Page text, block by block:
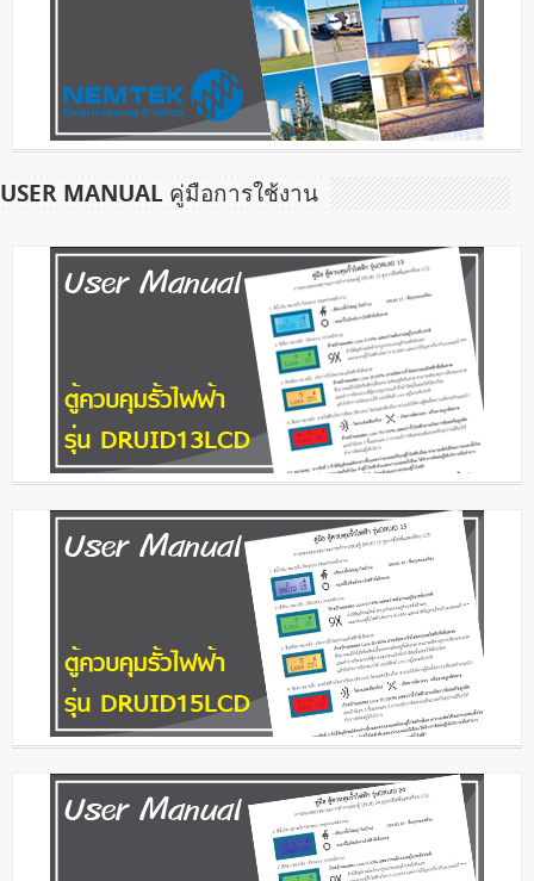
USER MANUAL คู่มือการใช้งาน